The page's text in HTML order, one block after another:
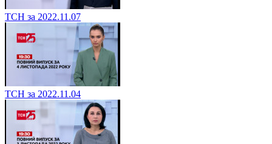
ТСН за 2022.11.07
ТСН за 2022.11.04